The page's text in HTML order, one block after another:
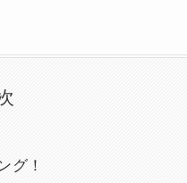
グ！